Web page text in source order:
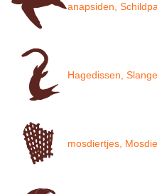
anapsiden,
Hagedissen,
mosdiertjes,